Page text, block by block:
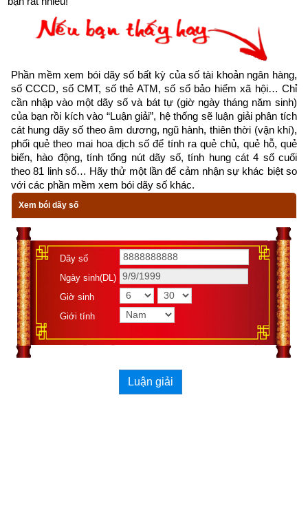
giờ tốt nhất, là giờ may mắn nhất trong ngày (đại cát). Khi sao
Quý Nhân hiển thị thì các sao hung sát đều phải ẩn đi, nên sự
việc tốt đến sự xấu tránh xa. Trong Hiệp Kỷ Biện Phương Thư
ghi: “Thiên Ất Quý Nhân là chủ quản của tất cả thần sát, địa vị
tôn quý, nơi mà nó đến thì tất cả hung sát đều tránh xa.
Phép này lấy Nguyệt tướng thêm vào giờ ban ngày dùng
Dương Quý, ban đêm dùng Âm Quý. Lấy Thiên Ất Quý Nhân
làm chủ, mà Đằng Xà, Chu Tước, Lục Hợp, Câu Trần, Thanh
Long, Thiên Không, Bạch Hổ, Thái Thường, Huyền Vũ, Thái
Âm, Thiên Hậu theo vào, vì thế mà:
Quý Nhân lâm Càn Hợi đăng thiên môn
Thì Đằng Xà lâm Nhâm Tý mà lạc thủy
Chu Tước lâm Quý Sửu mà gẫy cánh
Lục Hợp lâm Cấn Dần mà cưỡi xe
Câu Trần lâm Giáp Mão mà lên thềm
Thiên Không lâm Tốn Tỵ mà bị bỏ vào hòm
Phần mềm xem bói dãy số bất kỳ của số tài khoản ngân hàng,
số CCCD, số CMT, số thẻ ATM, số sổ bảo hiểm xã hội… Chỉ
cần nhập vào một dãy số và bát tự (giờ ngày tháng năm sinh)
của bạn rồi kích vào “Luận giải”, hệ thống sẽ luận giải phân tích
cát hung dãy số theo âm dương, ngũ hành, thiên thời (vận khí),
phối quẻ theo mai hoa dịch số để tính ra quẻ chủ, quẻ hỗ, quẻ
biến, hào động, tính tổng nút dãy số, tính hung cát 4 số cuối
theo 81 linh số… Hãy thử một lần để cảm nhận sự khác biệt so
với các phần mềm xem bói dãy số khác.
Xem bói dãy số
Dãy số
Ngày sinh(DL)
Giờ sinh
Giới tính
Luận giải